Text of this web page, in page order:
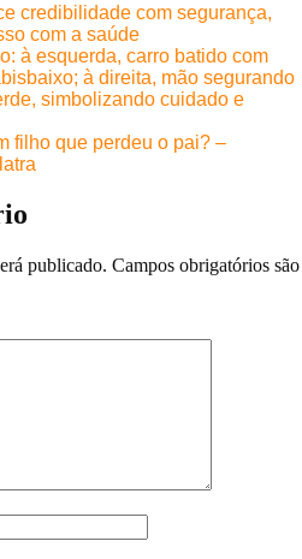
credibilidade com segurança,
com a saúde
filho que perdeu o pai? –
publicado. Campos obrigatórios são